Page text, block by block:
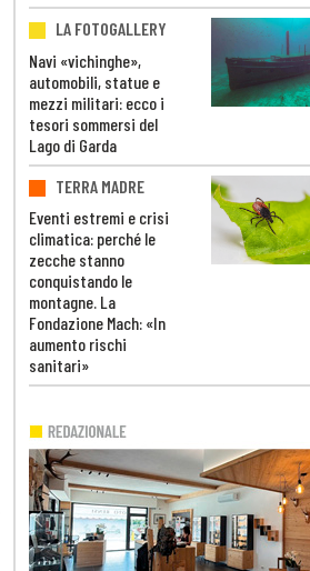
LA FOTOGALLERY
Navi «vichinghe»,
automobili, statue e
mezzi militari: ecco i
tesori sommersi del
Lago di Garda
TERRA MADRE
Eventi estremi e crisi
climatica: perché le
zecche stanno
conquistando le
montagne. La
Fondazione Mach: «In
aumento rischi
sanitari»